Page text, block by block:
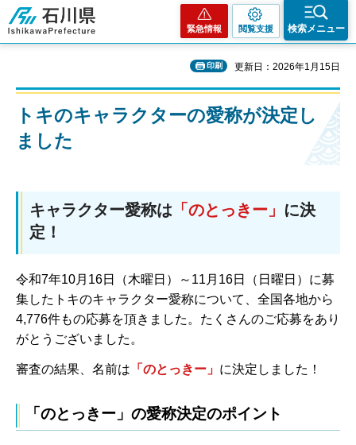
石川県
緊急情報 閲覧支援 検索メニュー
印刷 更新日：2026年1月15日
トキのキャラクターの愛称が決定し
ました
キャラクター愛称は 「のとっきー」 に決
定！
令和7年10月16日（木曜日）～11月16日（日曜日）に募
集したトキのキャラクター愛称について、全国各地から
4,776件もの応募を頂きました。たくさんのご応募をあり
がとうございました。
審査の結果、名前は 「のとっきー」 に決定しました！
「のとっきー」 の愛称決定のポイント